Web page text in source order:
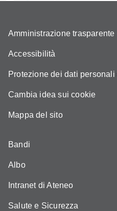
Amministrazione trasparente
Accessibilità
Protezione dei dati
Cambia idea sui cookie
Mappa del sito
Bandi
Albo
Intranet di Ateneo
Salute e Sicurezza